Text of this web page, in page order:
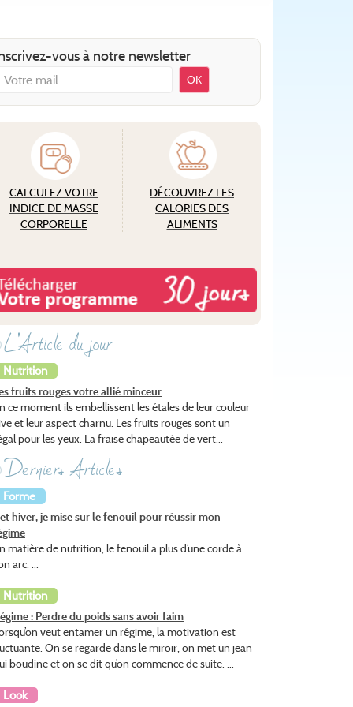
vous à notre newsletter
OK
CALCULEZ VOTRE
INDICE DE MASSE
CORPORELLE
DÉCOUVREZ LES
CALORIES DES
ALIMENTS
L'Article du jour
Nutrition
fruits rouges votre allié minceur
ce moment ils embellissent les étales de leur couleur
et leur aspect charnu. Les fruits rouges sont un
pour les yeux. La fraise chapeautée de vert...
Derniers Articles
Forme
hiver, je mise sur le fenouil pour réussir mon
matière de nutrition, le fenouil a plus d’une corde à
arc. ...
Nutrition
: Perdre du poids sans avoir faim
veut entamer un régime, la motivation est
On se regarde dans le miroir, on met un jean
boudine et on se dit qu’on commence de suite. ...
Look